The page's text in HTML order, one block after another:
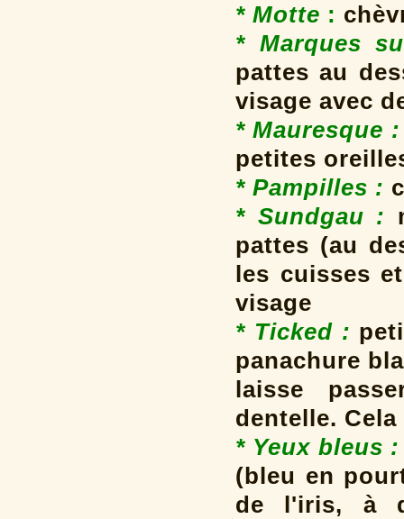
* Motte :
* Marques
pattes au
visage avec
* Mauresque :
petites
* Pampilles :
* Sundgau :
pattes (au
les cuisses
visage
* Ticked :
panachure
laisse
dentelle.
* Yeux bleus :
(bleu en
de l'iris, à